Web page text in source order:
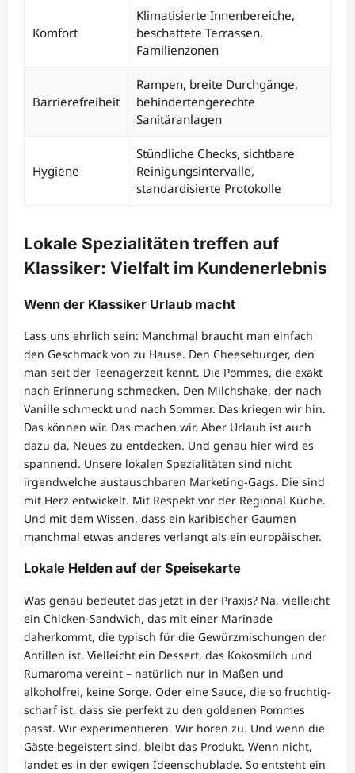
Komfort
Klimatisierte Innenbereiche,
beschattete Terrassen,
Familienzonen
Barrierefreiheit
Rampen, breite Durchgänge,
behindertengerechte
Sanitäranlagen
Hygiene
Stündliche Checks, sichtbare
Reinigungsintervalle,
standardisierte Protokolle
Lokale Spezialitäten treffen auf
Klassiker: Vielfalt im Kundenerlebnis
Wenn der Klassiker Urlaub macht
Lass uns ehrlich sein: Manchmal braucht man einfach
den Geschmack von zu Hause. Den Cheeseburger, den
man seit der Teenagerzeit kennt. Die Pommes, die exakt
nach Erinnerung schmecken. Den Milchshake, der nach
Vanille schmeckt und nach Sommer. Das kriegen wir hin.
Das können wir. Das machen wir. Aber Urlaub ist auch
dazu da, Neues zu entdecken. Und genau hier wird es
spannend. Unsere lokalen Spezialitäten sind nicht
irgendwelche austauschbaren Marketing-Gags. Die sind
mit Herz entwickelt. Mit Respekt vor der Regional Küche.
Und mit dem Wissen, dass ein karibischer Gaumen
manchmal etwas anderes verlangt als ein europäischer.
Lokale Helden auf der Speisekarte
Was genau bedeutet das jetzt in der Praxis? Na, vielleicht
ein Chicken-Sandwich, das mit einer Marinade
daherkommt, die typisch für die Gewürzmischungen der
Antillen ist. Vielleicht ein Dessert, das Kokosmilch und
Rumaroma vereint – natürlich nur in Maßen und
alkoholfrei, keine Sorge. Oder eine Sauce, die so fruchtig-
scharf ist, dass sie perfekt zu den goldenen Pommes
passt. Wir experimentieren. Wir hören zu. Und wenn die
Gäste begeistert sind, bleibt das Produkt. Wenn nicht,
landet es in der ewigen Ideenschublade. So entsteht ein